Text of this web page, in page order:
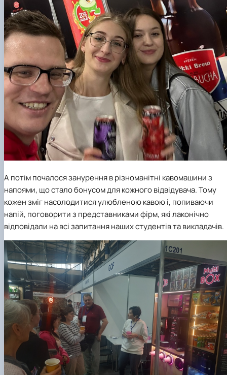
А потім почалося занурення в різноманітні кавомашини з
напоями, що стало бонусом для кожного відвідувача. Тому
кожен зміг насолодитися улюбленою кавою і, попиваючи
напій, поговорити з представниками фірм, які лаконічно
відповідали на всі запитання наших студентів та викладачів.